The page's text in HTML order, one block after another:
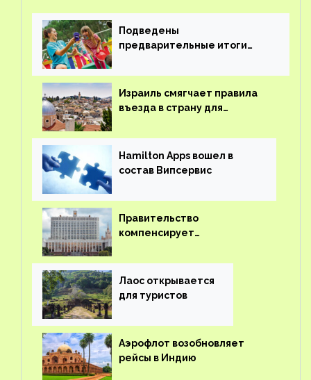
Подведены
предварительные итоги
Израиль смягчает правила
въезда в страну для
Hamilton Apps вошел в
состав Випсервис
Правительство
компенсирует
вывоз россиян из-за рубежа
Лаос открывается
для туристов
Аэрофлот возобновляет
рейсы в Индию